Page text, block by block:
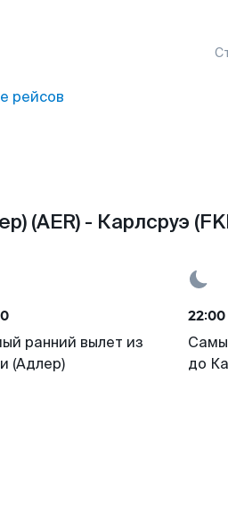
рейсов
(AER) - Карлсруэ
ранний вылет из
(Адлер)
22:00
до